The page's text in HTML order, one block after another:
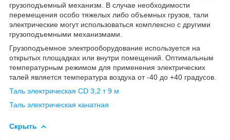
грузоподъемный механизм. В случае необходимости
перемещения особо тяжелых либо объемных грузов, тали
электрические могут использоваться комплексно с другими
грузоподъемными механизмами.
Грузоподъемное электрооборудование используется на
открытых площадках или внутри помещений. Оптимальным
температурным режимом для применения электрических
талей является температура воздуха от -40 до +40 градусов.
Таль электрическая CD 3,2 т 9 м
Таль электрическая канатная
Скрыть